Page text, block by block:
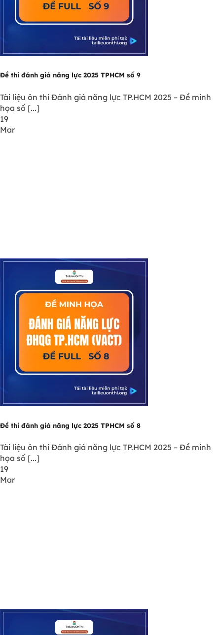
Đề thi đánh giá năng lực 2025 TPHCM số 9
Tài liệu ôn thi Đánh giá năng lực TP.HCM 2025 – Đề minh
họa số [...]
19
Mar
Đề thi đánh giá năng lực 2025 TPHCM số 8
Tài liệu ôn thi Đánh giá năng lực TP.HCM 2025 – Đề minh
họa số [...]
19
Mar